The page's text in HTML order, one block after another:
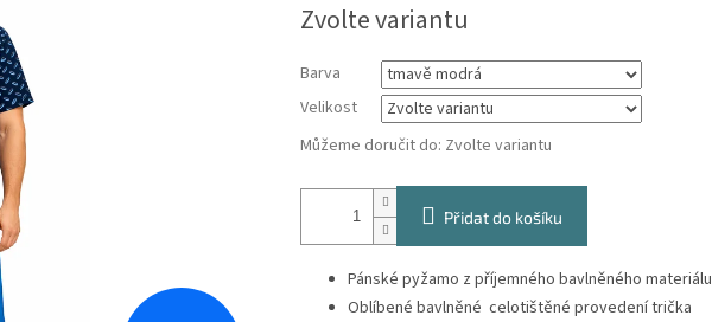
cena:
Zvolte variantu
Barva
Velikost
Můžeme doručit do: Zvolte variantu
Přidat do košíku
Pánské pyžamo z příjemného bavlněného materiálu
Oblíbené bavlněné celotištěné provedení trička